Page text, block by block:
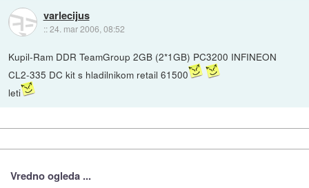
varlecijus
::24. mar 2006, 08:52
Kupil-Ram DDR TeamGroup 2GB (2*1GB) PC3200 INFINEON
CL2-335 DC kit s hladilnikom retail 61500
leti
Vredno ogleda ...